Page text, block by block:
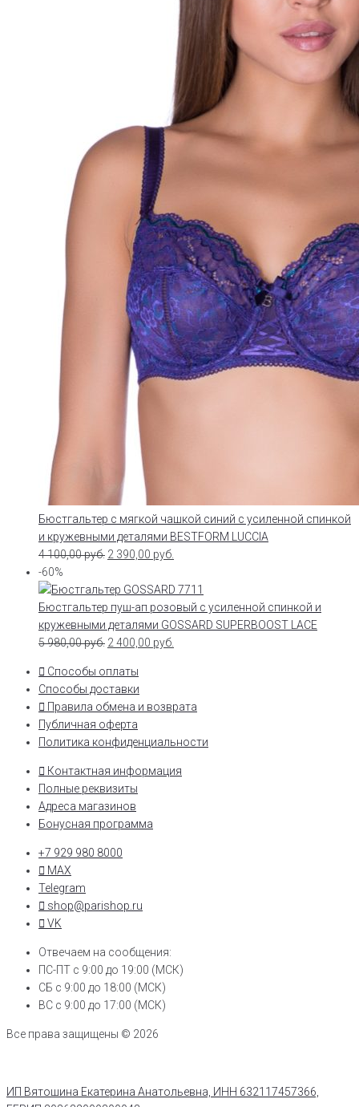
Бюстгальтер с мягкой чашкой синий с усиленной спинкой
и кружевными деталями BESTFORM LUCCIA
4 100,00руб. 2 390,00 руб.
-60%
Бюстгальтер пуш-ап розовый с усиленной спинкой и
кружевными деталями GOSSARD SUPERBOOST LACE
5 980,00руб. 2 400,00 руб.
Способы оплаты
Способы доставки
Правила обмена и возврата
Публичная оферта
Политика конфиденциальности
Контактная информация
Полные реквизиты
Адреса магазинов
Бонусная программа
+7 929 980 8000
MAX
Telegram
shop@parishop.ru
VK
Отвечаем на сообщения:
ПС-ПТ с 9:00 до 19:00 (МСК)
СБ с 9:00 до 18:00 (МСК)
ВС с 9:00 до 17:00 (МСК)
Все права защищены © 2026
ИП Вятошина Екатерина Анатольевна, ИНН 632117457366,